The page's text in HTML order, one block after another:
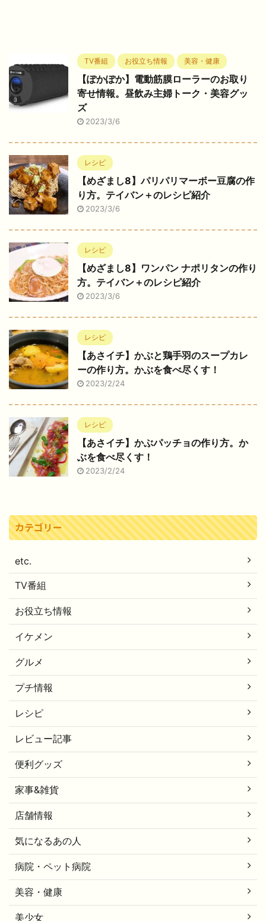
TV番組 お役立ち情報 美容・健康
【ぽかぽか】電動筋膜ローラーのお取り
寄せ情報。昼飲み主婦トーク・美容グッ
ズ
2023/3/6
レシピ
【めざまし8】パリパリマーボー豆腐の作
り方。テイバン＋のレシピ紹介
2023/3/6
レシピ
【めざまし8】ワンパン ナポリタンの作り
方。テイバン＋のレシピ紹介
2023/3/6
レシピ
【あさイチ】かぶと鶏手羽のスープカレ
ーの作り方。かぶを食べ尽くす！
2023/2/24
レシピ
【あさイチ】かぶパッチョの作り方。か
ぶを食べ尽くす！
2023/2/24
カテゴリー
etc.
TV番組
お役立ち情報
イケメン
グルメ
プチ情報
レシピ
レビュー記事
便利グッズ
家事&雑貨
店舗情報
気になるあの人
病院・ペット病院
美容・健康
美少女